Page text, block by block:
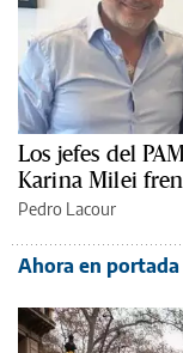
Los jefes del
Karina Milei
Pedro Lacour
Ahora en portada